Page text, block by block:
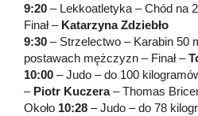
9:20 – Lekkoatletyka – Chód na
Finał – Katarzyna Zdziebło
9:30 – Strzelectwo – Karabin 50
postawach mężczyzn – Finał –
10:00 – Judo – do 100
– Piotr Kuczera– Thomas
Około 10:28 – Judo – do 78